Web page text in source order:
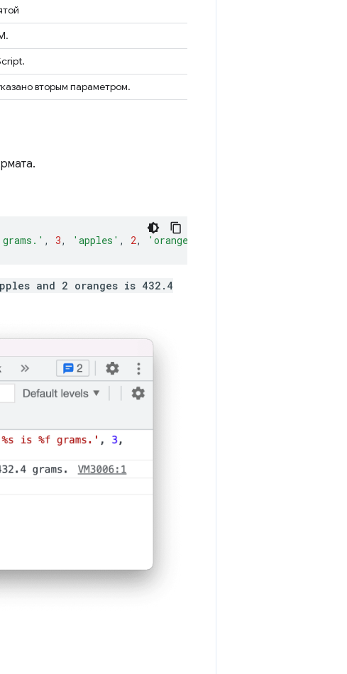
вторым параметром.
, 3, 'apples' , 2, 'oranges'
and 2 oranges is 432.4